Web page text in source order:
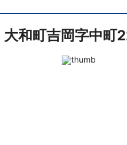
大和町吉岡字中